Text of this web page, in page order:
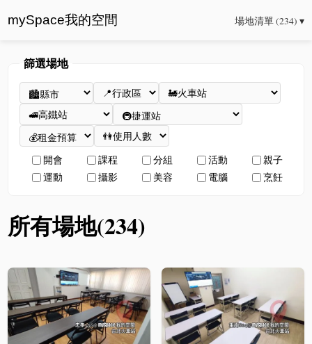
mySpace我的空間 場地清單 (234) ▾
篩選場地
開會 課程 分組 活動
親子
運動
攝影 美容 電腦 烹飪
所有場地(234)